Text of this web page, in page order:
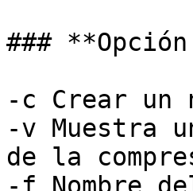
###
-c Crear
-v Muestra
de la